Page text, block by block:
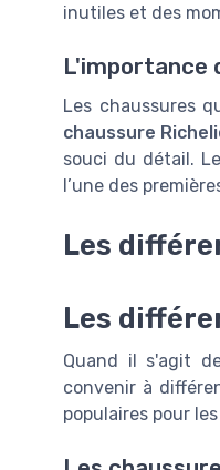
inutiles et des
L'importance
Les chaussures
chaussure
souci du détail.
l’une des
Les
Les
Quand il s'agit
convenir à
populaires pour